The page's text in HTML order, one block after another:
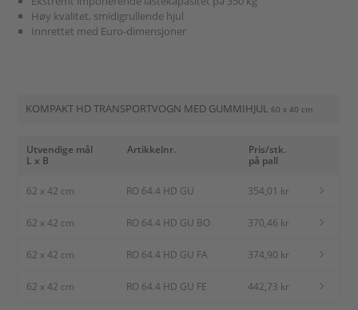
Høy kvalitet, smidigrullende hjul
Innrettet med Euro-dimensjoner
KOMPAKT HD TRANSPORTVOGN MED GUMMIHJUL 60 x 40 cm
Utvendige mål
L x B
Artikkelnr.
Pris/stk.
på pall
62 x 42 cm RO 64.4 HD GU 354,01 kr
62 x 42 cm RO 64.4 HD GU BO 370,46 kr
62 x 42 cm RO 64.4 HD GU FA 374,90 kr
62 x 42 cm RO 64.4 HD GU FE 442,73 kr